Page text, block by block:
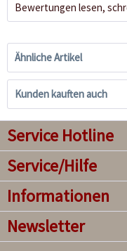
Bewertungen lesen,
Ähnliche Artikel
Kunden kauften auch
Service Hotline
Service/Hilfe
Informationen
Newsletter